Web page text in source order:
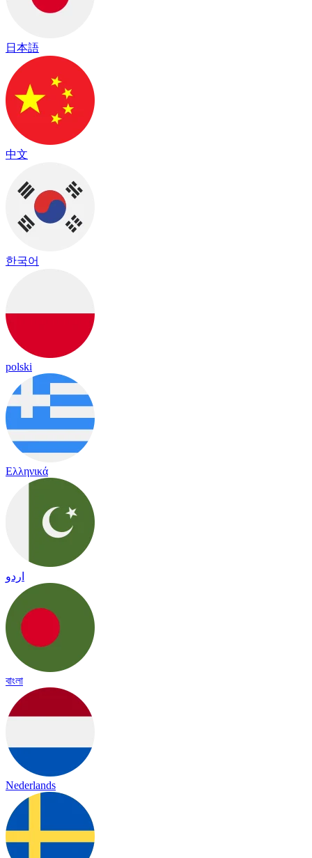
日本語
中文
한국어
polski
Ελληνικά
اردو
বাংলা
Nederlands